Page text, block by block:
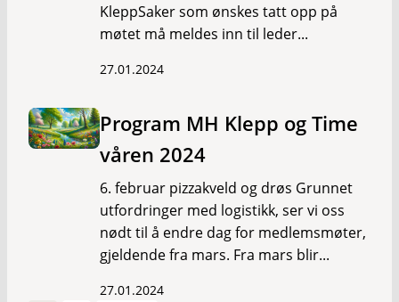
KleppSaker som ønskes tatt opp på
møtet må meldes inn til leder...
27.01.2024
Program MH Klepp og Time
våren 2024
6. februar pizzakveld og drøs Grunnet
utfordringer med logistikk, ser vi oss
nødt til å endre dag for medlemsmøter,
gjeldende fra mars. Fra mars blir...
27.01.2024